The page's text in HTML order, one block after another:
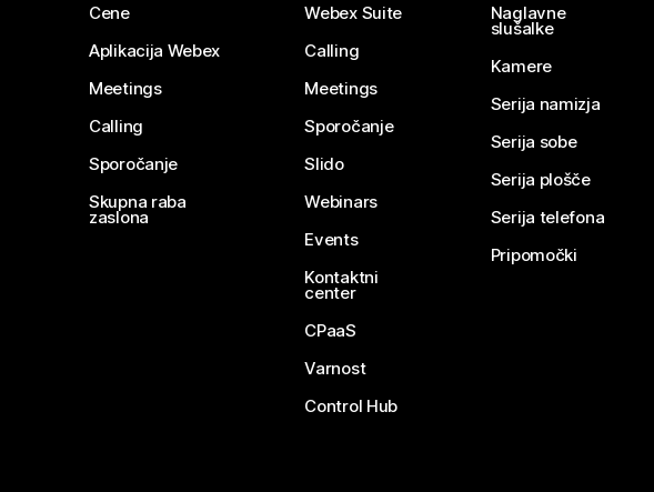
Cene
Aplikacija Webex
Meetings
Calling
Sporočanje
Skupna raba
zaslona
Webex Suite
Calling
Meetings
Sporočanje
Slido
Webinars
Events
Kontaktni
center
CPaaS
Varnost
Control Hub
Naglavne
slušalke
Kamere
Serija namizja
Serija sobe
Serija plošče
Serija telefona
Pripomočki